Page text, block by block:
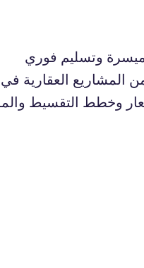
وتسليم فوري
العقارية
وخطط التقسيط